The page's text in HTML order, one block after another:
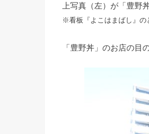
上写真（左）が「豊野
※看板『よこはまばし』の
「豊野丼」のお店の目